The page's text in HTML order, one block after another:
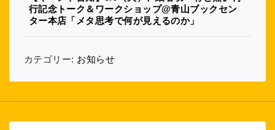
行記念トーク＆ワークショップ@青山ブックセン
ター本店「メタ思考で何が見えるのか」
カテゴリー: お知らせ